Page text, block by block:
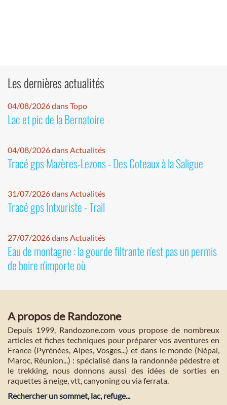
Les dernières actualités
04/08/2026 dans Topo
Lac et pic de la Bernatoire
04/08/2026 dans Actualités
Tracé gps Mazères-Lezons - Des Coteaux à la Saligue
31/07/2026 dans Actualités
Tracé gps Intxuriste - Trail
27/07/2026 dans Actualités
Eau de montagne : la gourde filtrante n'est pas un permis
de boire n'importe où
A propos de Randozone
Depuis 1999, Randozone.com vous propose de nombreux
articles et fiches techniques pour préparer vos aventures en
France (Pyrénées, Alpes, Vosges...) et dans le monde (Népal,
Maroc, Réunion...) : spécialisé dans la randonnée pédestre et
le trekking, nous donnons aussi des idées de sorties en
raquettes à neige, vtt, canyoning ou via ferrata.
Rechercher un sommet, lac, refuge...